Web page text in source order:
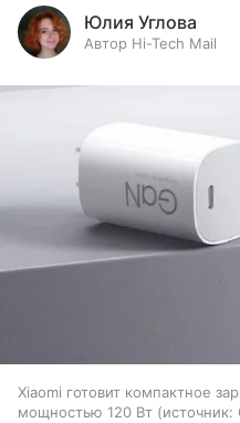
Юлия Углова
Автор Hi-Tech Mail
Xiaomi готовит компактное
мощностью 120 Вт
источник: